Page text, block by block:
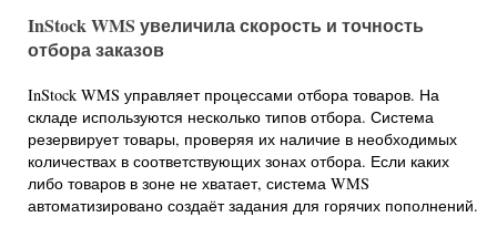
InStock WMS увеличила скорость и точность
отбора заказов
InStock WMS управляет процессами отбора товаров. На
складе используются несколько типов отбора. Система
резервирует товары, проверяя их наличие в необходимых
количествах в соответствующих зонах отбора. Если каких
либо товаров в зоне не хватает, система WMS
автоматизировано создаёт задания для горячих пополнений.